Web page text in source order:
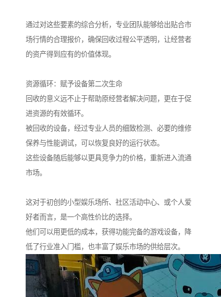
通过对这些要素的综合分析，专业团队能够给出贴合市
场行情的合理报价，确保回收过程公平透明，让经营者
的资产得到应有的价值体现。
资源循环：赋予设备第二次生命
回收的意义远不止于帮助原经营者解决问题，更在于促
进资源的有效循环。
被回收的设备，经过专业人员的细致检测、必要的维修
保养与性能调试，可以恢复良好的运行状态。
这些设备随后能够以更具竞争力的价格，重新进入流通
市场。
这对于初创的小型娱乐场所、社区活动中心、或个人爱
好者而言，是一个高性价比的选择。
他们可以用更低的成本，获得功能完备的游戏设备，降
低了行业准入门槛，也丰富了娱乐市场的供给层次。